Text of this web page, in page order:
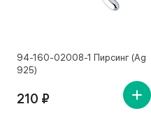
94-160-02008-1 Пирсинг (Ag
925)
210 ₽